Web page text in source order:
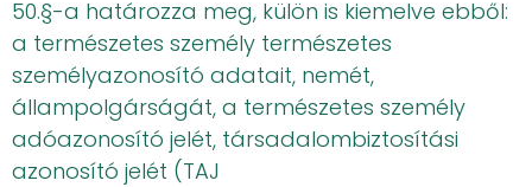
50.§-a határozza meg, külön is kiemelve ebből:
a természetes személy természetes
személyazonosító adatait, nemét,
állampolgárságát, a természetes személy
adóazonosító jelét, társadalombiztosítási
azonosító jelét (TAJ